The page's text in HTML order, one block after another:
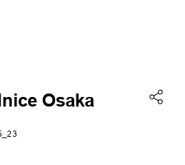
Osaka